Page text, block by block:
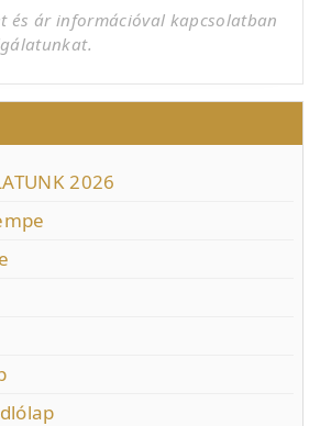
és ár információval kapcsolatban
2026